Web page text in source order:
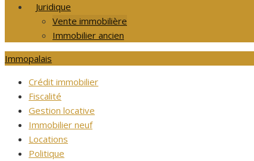
Juridique
Vente immobilière
Immobilier ancien
Immopalais
Crédit immobilier
Fiscalité
Gestion locative
Immobilier neuf
Locations
Politique